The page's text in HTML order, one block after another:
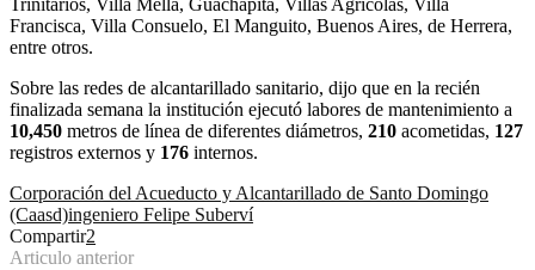
Trinitarios, Villa Mella, Guachapita, Villas Agrícolas, Villa
Francisca, Villa Consuelo, El Manguito, Buenos Aires, de Herrera,
entre otros.
Sobre las redes de alcantarillado sanitario, dijo que en la recién
finalizada semana la institución ejecutó labores de mantenimiento a
10,450 metros de línea de diferentes diámetros, 210 acometidas, 127
registros externos y 176 internos.
Corporación del Acueducto y Alcantarillado de Santo Domingo
(Caasd)ingeniero Felipe Suberví
Compartir2
Articulo anterior